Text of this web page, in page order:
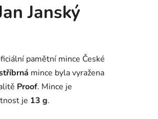
Janský
pamětní mince České
mince byla vyražena
Proof. Mince je
je 13 g.